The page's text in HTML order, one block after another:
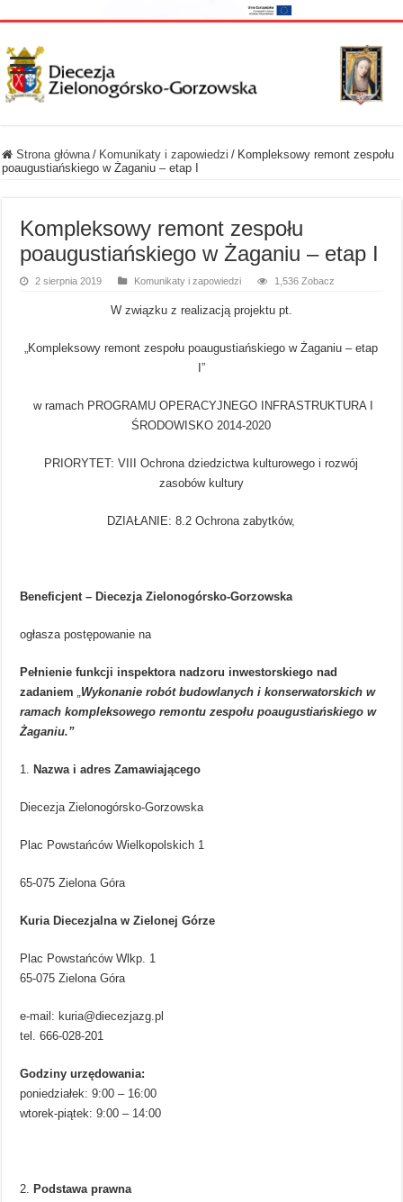
Strona główna / Komunikaty i zapowiedzi / Kompleksowy remont zespołu
poaugustiańskiego w Żaganiu – etap I
Kompleksowy remont zespołu
poaugustiańskiego w Żaganiu – etap I
2 sierpnia 2019 Komunikaty i zapowiedzi 1,536 Zobacz
W związku z realizacją projektu pt.
„Kompleksowy remont zespołu poaugustiańskiego w Żaganiu – etap
I”
w ramach PROGRAMU OPERACYJNEGO INFRASTRUKTURA I
ŚRODOWISKO 2014-2020
PRIORYTET: VIII Ochrona dziedzictwa kulturowego i rozwój
zasobów kultury
DZIAŁANIE: 8.2 Ochrona zabytków,
Beneficjent – Diecezja Zielonogórsko-Gorzowska
ogłasza postępowanie na
Pełnienie funkcji inspektora nadzoru inwestorskiego nad
zadaniem
Wykonanie robót budowlanych i konserwatorskich w
ramach kompleksowego remontu zespołu poaugustiańskiego w
Żaganiu.”
Nazwa i adres Zamawiającego
Diecezja Zielonogórsko-Gorzowska
Plac Powstańców Wielkopolskich 1
65-075 Zielona Góra
Kuria Diecezjalna w Zielonej Górze
Plac Powstańców Wlkp. 1
65-075 Zielona Góra
e-mail: kuria@diecezjazg.pl
tel. 666-028-201
Godziny urzędowania:
poniedziałek: 9:00 – 16:00
wtorek-piątek: 9:00 – 14:00
Podstawa prawna